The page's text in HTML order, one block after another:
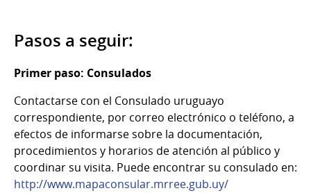
Pasos a seguir:
Primer paso: Consulados
Contactarse con el Consulado uruguayo
correspondiente, por correo electrónico o teléfono, a
efectos de informarse sobre la documentación,
procedimientos y horarios de atención al público y
coordinar su visita. Puede encontrar su consulado en:
http://www.mapaconsular.mrree.gub.uy/